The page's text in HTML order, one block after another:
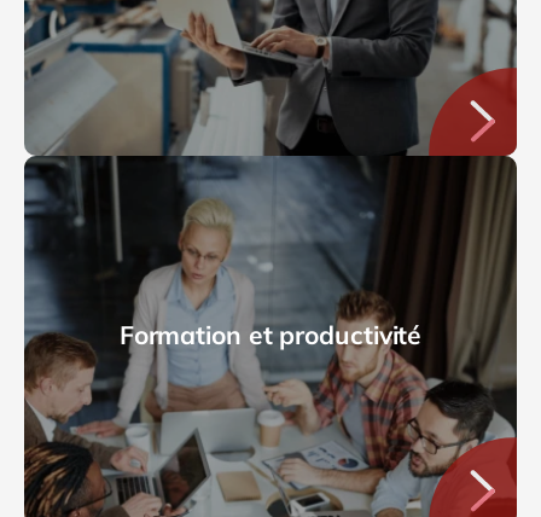
Formation et productivité